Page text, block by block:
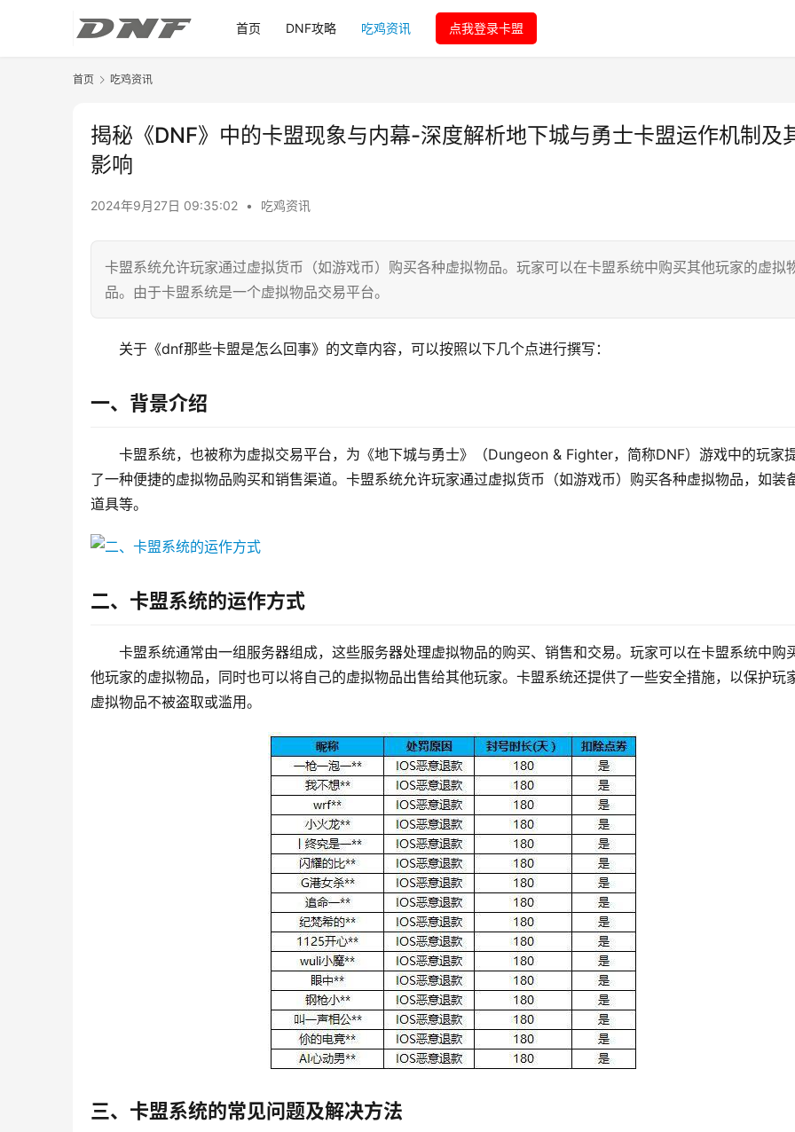
首页 DNF攻略 吃鸡资讯 点我登录卡盟
首页 吃鸡资讯
揭秘《DNF》中的卡盟现象与内幕-深度解析地下城与勇士卡盟运作机制及
影响
2024年9月27日 09:35:02 • 吃鸡资讯
卡盟系统允许玩家通过虚拟货币（如游戏币）购买各种虚拟物品。玩家可以在卡盟系统中购买其他玩家的虚拟
品。由于卡盟系统是一个虚拟物品交易平台。
关于《dnf那些卡盟是怎么回事》的文章内容，可以按照以下几个点进行撰写：
一、背景介绍
卡盟系统，也被称为虚拟交易平台，为《地下城与勇士》（Dungeon & Fighter，简称DNF）游戏中的玩家
了一种便捷的虚拟物品购买和销售渠道。卡盟系统允许玩家通过虚拟货币（如游戏币）购买各种虚拟物品，如装备
道具等。
二、卡盟系统的运作方式
卡盟系统通常由一组服务器组成，这些服务器处理虚拟物品的购买、销售和交易。玩家可以在卡盟系统中购
他玩家的虚拟物品，同时也可以将自己的虚拟物品出售给其他玩家。卡盟系统还提供了一些安全措施，以保护玩
虚拟物品不被盗取或滥用。
三、卡盟系统的常见问题及解决方法